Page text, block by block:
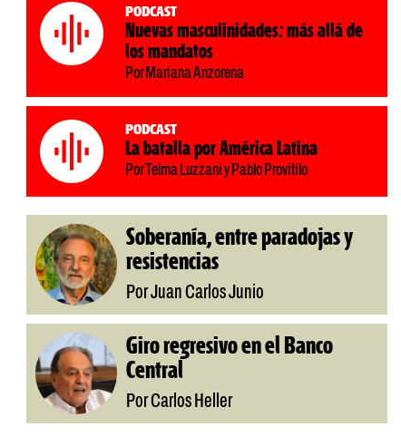
Podcast
Nuevas masculinidades: más allá de
los mandatos
Por Mariana Anzorena
Podcast
La batalla por América Latina
Por Telma Luzzani y Pablo Provitilo
Soberanía, entre paradojas y
resistencias
Por Juan Carlos Junio
Giro regresivo en el Banco
Central
Por Carlos Heller